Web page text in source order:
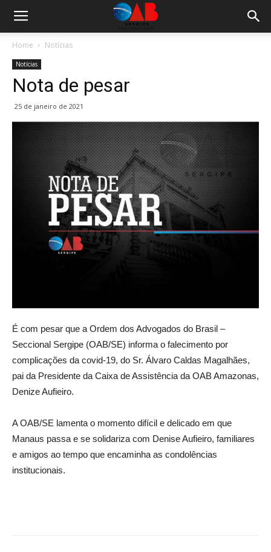
Home Notícias
Notícias
Nota de pesar
25 de janeiro de 2021
É com pesar que a Ordem dos Advogados do Brasil –
Seccional Sergipe (OAB/SE) informa o falecimento por
complicações da covid-19, do Sr. Álvaro Caldas Magalhães,
pai da Presidente da Caixa de Assistência da OAB Amazonas,
Denize Aufieiro.
A OAB/SE lamenta o momento difícil e delicado em que
Manaus passa e se solidariza com Denise Aufieiro, familiares
e amigos ao tempo que encaminha as condolências
institucionais.